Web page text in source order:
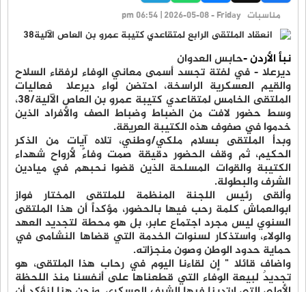
مناسبات pm 06:54 | 2026-05-08 - Friday
نبأ الأردن -حابس العدوان
ديرعلا - في لفتة تجسد أسمى معاني الوفاء لرفقاء السلاح
والقيم العسكرية الراسخة، احتضن لواء ديرعلا فعاليات
الملتقى الخامس لمتقاعدي كتيبة عمرو بن العاص الآلية/38،
وسط حضور لافت من الضباط وضباط الصف والأفراد الذين
خدموا في صفوف هذه الكتيبة العريقة.
وبدأ الملتقى بسلام ملكي/وطني، تلاه آيات من الذكر
الحكيم، ثم وقف الحضور دقيقة صمت وفاءً لأرواح شهداء
الكتيبة والقوات المسلحة الذين قضوا نحبهم في ميادين
الشرف والبطولة.
وألقى رئيس اللجنة المنظمة للملتقى المختار فواز
ابوالعماش كلمة رحب فيها بالحضور، مؤكداً أن هذا الملتقى
السنوي ليس مجرد اجتماع عابر، بل هو محطة لتجديد العهد
والولاء، واستذكار لسنوات الخدمة التي قضاها النشامى في
حماية حدود الوطن وصون منجزاته.
واضاف قائلا " إن لقاءنا اليوم في رحاب هذا الملتقى، هو
تجديدٌ لبيعة الوفاء التي قطعناها على أنفسنا منذ اللحظة